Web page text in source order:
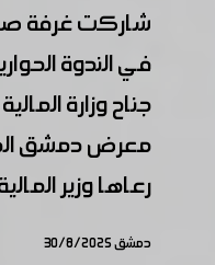
شاركت غرفة
في الندوة
جناح وزارة
معرض دمشق
رعاها وزير
دمشق 30/8/2025